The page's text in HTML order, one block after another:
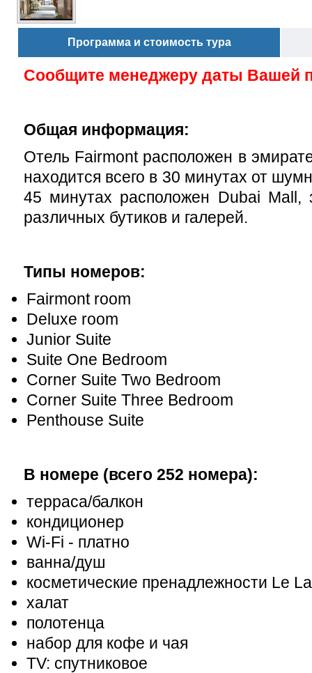
Программа и стоимость тура
Сообщите менеджеру даты Вашей
Общая информация:
Отель Fairmont расположен в
находится всего в 30 минутах от
45 минутах расположен Dubai Mall,
различных бутиков и галерей.
Типы номеров:
Fairmont room
Deluxe room
Junior Suite
Suite One Bedroom
Corner Suite Two Bedroom
Corner Suite Three Bedroom
Penthouse Suite
В номере (всего 252 номера):
терраса/балкон
кондиционер
Wi-Fi - платно
ванна/душ
косметические пренадлежности Le
халат
полотенца
набор для кофе и чая
TV: спутниковое